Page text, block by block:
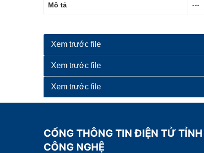
Mô tả ---
Xem trước file
Xem trước file
Xem trước file
CỔNG THÔNG TIN ĐIỆN TỬ
CÔNG NGHỆ